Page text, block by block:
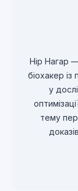
Нір Нагар
біохакер
у
тему